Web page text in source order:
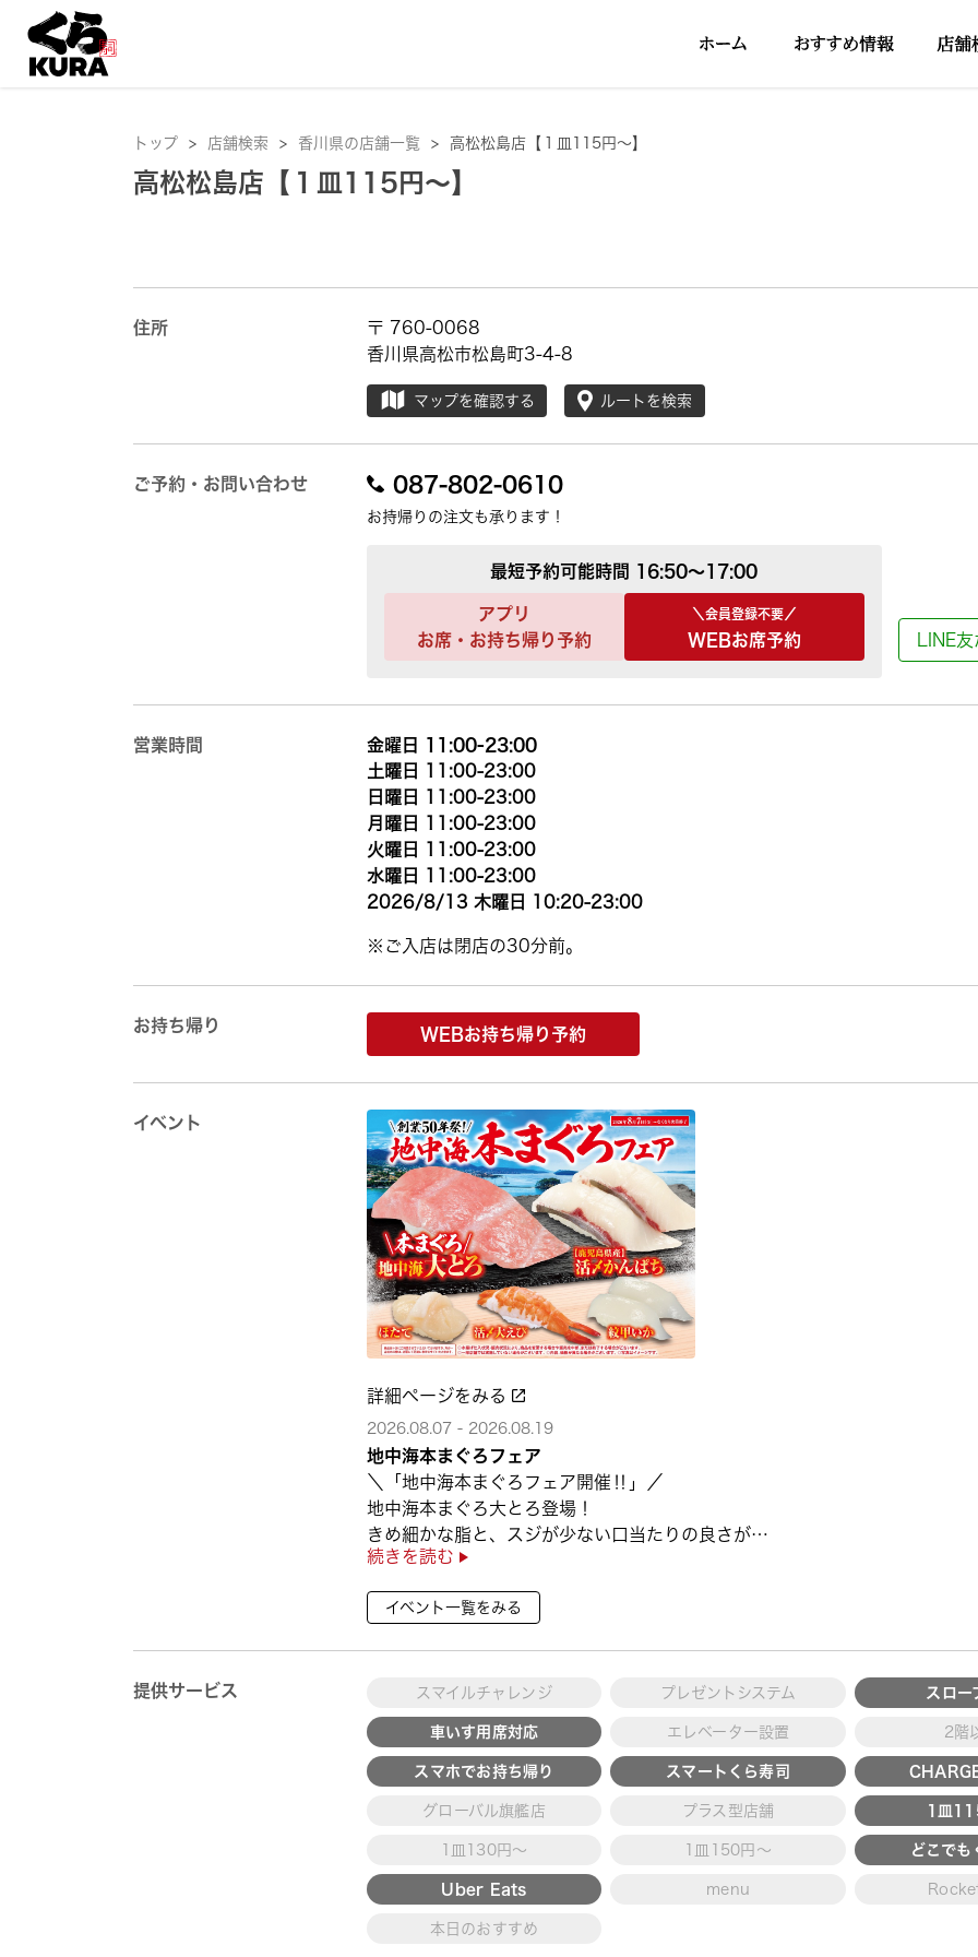
トップ > 店舗検索 > 香川県の店舗一覧 > 高松松島店【１皿115円～】
高松松島店【１皿115円～】
住所
〒 760-0068
香川県高松市松島町3-4-8
マップを確認する ルートを検索
ご予約・お問い合わせ 087-802-0610
お持帰りの注文も承ります！
最短予約可能時間 16:50～17:00
アプリ
お席・お持ち帰り予約
＼会員登録不要／
WEBお席予約 LINE
営業時間
金曜日 11:00-23:00
土曜日 11:00-23:00
日曜日 11:00-23:00
月曜日 11:00-23:00
火曜日 11:00-23:00
水曜日 11:00-23:00
2026/8/13 木曜日 10:20-23:00
※ご入店は閉店の30分前。
お持ち帰り WEBお持ち帰り予約
イベント
詳細ページをみる
2026.08.07 - 2026.08.19
地中海本まぐろフェア
＼「地中海本まぐろフェア開催‼」／
地中海本まぐろ大とろ登場！
きめ細かな脂と、スジが少ない口当たりの良さが特
徴👀
さらに、鹿児島で育った高級魚【鹿児島県産活〆か
んぱち】など
続きを読む
イベント一覧をみる
提供サービス スマイルチャレンジ プレゼントシステム スロー
車いす用席対応 エレベーター設置 2階
スマホでお持ち帰り スマートくら寿司
グローバル旗艦店 プラス型店舗 1皿
1皿130円～ 1皿150円～ どこでも
Uber Eats menu
本日のおすすめ